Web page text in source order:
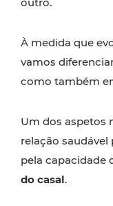
À medida que
vamos
como também
Um dos aspetos
relação
pela capacidade
do casal.